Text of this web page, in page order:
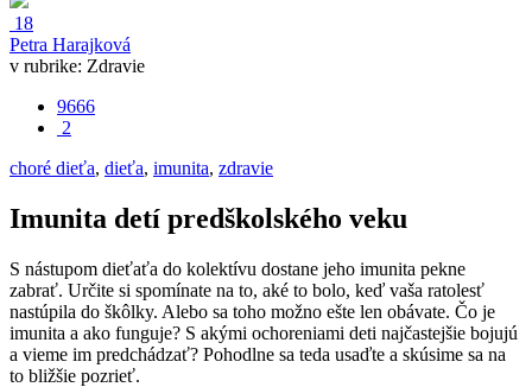
18
Petra Harajková
v rubrike: Zdravie
9666
2
choré dieťa, dieťa, imunita, zdravie
­Imunita detí predškolského veku
S nástupom dieťaťa do kolektívu dostane jeho imunita pekne
zabrať. Určite si spomínate na to, aké to bolo, keď vaša ratolesť
nastúpila do škôlky. Alebo sa toho možno ešte len obávate. Čo je
imunita a ako funguje? S akými ochoreniami deti najčastejšie bojujú
a vieme im predchádzať? Pohodlne sa teda usaďte a skúsime sa na
to bližšie pozrieť.